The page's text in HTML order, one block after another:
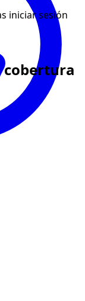
iniciar sesión
cobertura